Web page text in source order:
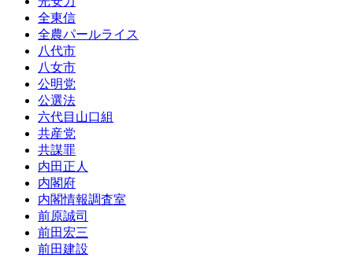
全東信
全農パールライス
八代市
八女市
公明党
公選法
六代目山口組
共産党
共謀罪
内田正人
内閣府
内閣情報調査室
前原誠司
前田宏三
前田建設